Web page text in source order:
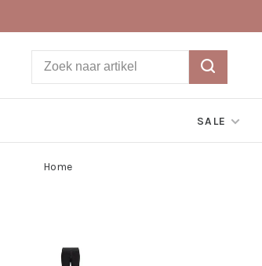
SALE
Home